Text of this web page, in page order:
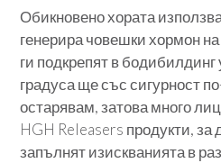
Обикновено хората
генерира човешки хормон
ги подкрепят в
градуса ще със сигурност
остарявам, затова много
HGH Releasers продукти, за
запълнят изискванията в